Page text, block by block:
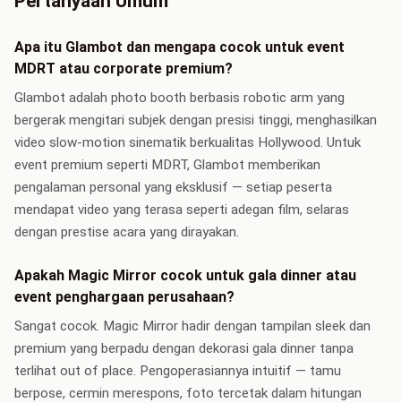
Apa itu Glambot dan mengapa cocok untuk event
MDRT atau corporate premium?
Glambot adalah photo booth berbasis robotic arm yang
bergerak mengitari subjek dengan presisi tinggi, menghasilkan
video slow-motion sinematik berkualitas Hollywood. Untuk
event premium seperti MDRT, Glambot memberikan
pengalaman personal yang eksklusif — setiap peserta
mendapat video yang terasa seperti adegan film, selaras
dengan prestise acara yang dirayakan.
Apakah Magic Mirror cocok untuk gala dinner atau
event penghargaan perusahaan?
Sangat cocok. Magic Mirror hadir dengan tampilan sleek dan
premium yang berpadu dengan dekorasi gala dinner tanpa
terlihat out of place. Pengoperasiannya intuitif — tamu
berpose, cermin merespons, foto tercetak dalam hitungan